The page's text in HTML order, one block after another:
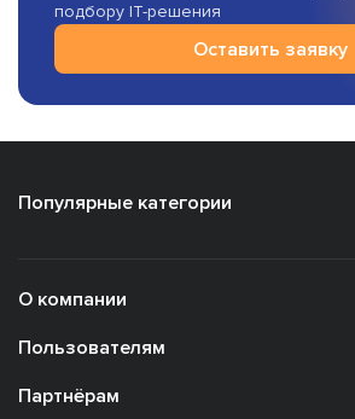
подбору IT-решения
Оставить заявку
Популярные категории
О компании
Пользователям
Партнёрам